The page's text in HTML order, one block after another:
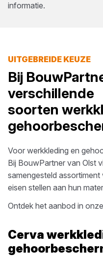
informatie.
UITGEBREIDE KEUZE
Bij
verschillende
soorten
Voor werkkleding en
Bij BouwPartner van Olst
samengesteld
eisen stellen aan hun
Ontdek het aanbod in
Cerva